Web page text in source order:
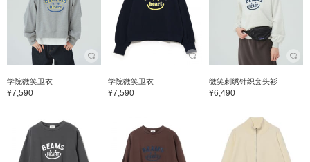
学院微笑卫衣
¥7,590
学院微笑卫衣
¥7,590
微笑刺绣针织套头衫
¥6,490